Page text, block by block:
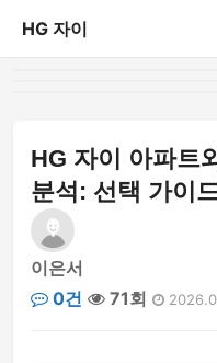
HG 자이
HG 자이 아파트
분석: 선택 가이
이은서
0건
71회